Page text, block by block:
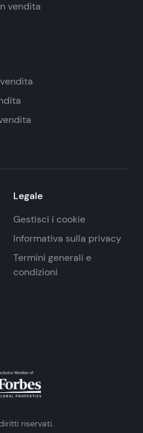
vendita
Legale
Gestisci i cookie
Informativa sulla privacy
Termini generali e
condizioni
riservati.